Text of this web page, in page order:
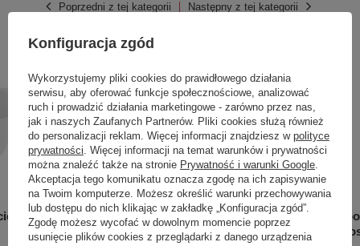
Poprzedni z tej kategorii
Miska wisząca WC z Deską Loso
899,00 zł / szt.
Stelaż
Następny z tej kategorii
Konfiguracja zgód
Wykorzystujemy pliki cookies do prawidłowego działania
serwisu, aby oferować funkcje społecznościowe, analizować
ruch i prowadzić działania marketingowe - zarówno przez nas,
jak i naszych Zaufanych Partnerów. Pliki cookies służą również
do personalizacji reklam. Więcej informacji znajdziesz w polityce
prywatności . Więcej informacji na temat warunków i prywatności
można znaleźć także na stronie Prywatność i warunki Google
Akceptacja tego komunikatu oznacza zgodę na ich zapisywanie
na Twoim komputerze. Możesz określić warunki przechowywania
lub dostępu do nich klikając w zakładkę „Konfiguracja zgód”.
Zgodę możesz wycofać w dowolnym momencie poprzez
usunięcie plików cookies z przeglądarki z danego urządzenia